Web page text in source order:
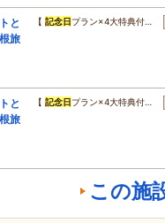
と
旅
【 記念日 プラン×4大特典付…
と
旅
【 記念日 プラン×4大特典付…
この施